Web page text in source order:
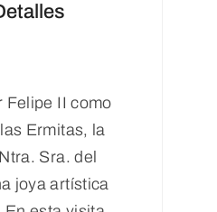
Felipe II como
Ermitas, la
Sra. del
joya artística